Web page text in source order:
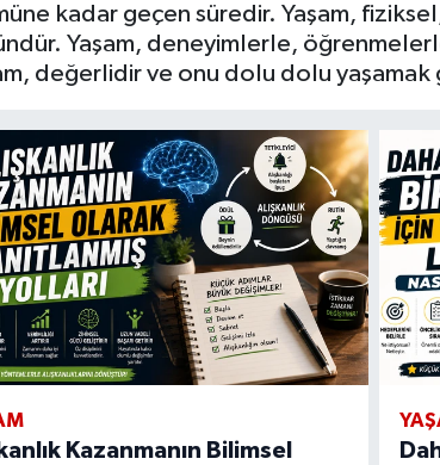
kadar geçen süredir. Yaşam,
Yaşam, deneyimlerle,
değerlidir ve onu dolu dolu yaşamak
Kazanmanın Bilimsel